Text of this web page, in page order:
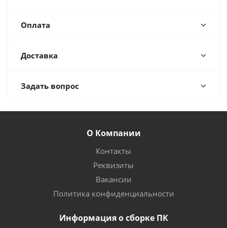
Оплата
Доставка
Задать вопрос
О Компании
Контакты
Реквизиты
Вакансии
Политика конфиденциальности
Информация о сборке ПК